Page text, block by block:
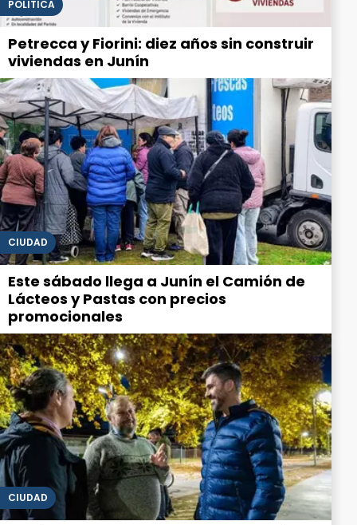
POLITICA
Petrecca y Fiorini: diez años sin construir
viviendas en Junín
CIUDAD
Este sábado llega a Junín el Camión de
Lácteos y Pastas con precios
promocionales
CIUDAD